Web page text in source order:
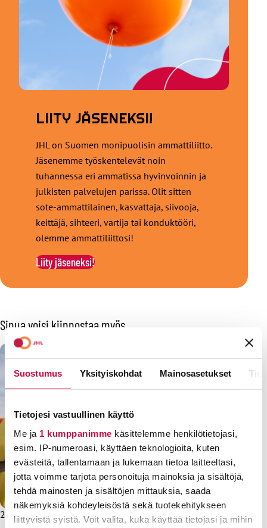
Suostumus Yksityiskohdat Mainosasetukset
Tietojesi vastuullinen käyttö
Me ja 1 kumppanimme käsittelemme henkilötietojasi,
esim. IP-numeroasi, käyttäen teknologioita, kuten
evästeitä, tallentamaan ja lukemaan tietoa laitteeltasi,
jotta voimme tarjota personoituja mainoksia ja sisältöjä,
tehdä mainosten ja sisältöjen mittauksia, saada
näkemyksiä kohdeyleisöstä sekä tuotekehitykseen
liittyvistä syistä. Voit valita, kuka käyttää tietojasi ja mihin
LIITY JÄSENEKSI!
JHL on Suomen monipuolisin ammattiliitto.
Jäsenemme työskentelevät noin
tuhannessa eri ammatissa hyvinvoinnin ja
julkisten palvelujen parissa. Olit sitten
sote-ammattilainen, kasvattaja, siivooja,
keittäjä, sihteeri, vartija tai konduktööri,
olemme ammattiliittosi!
Liity jäseneksi!
Sinua voisi kiinnostaa myös
25.5.2026 Uutiset